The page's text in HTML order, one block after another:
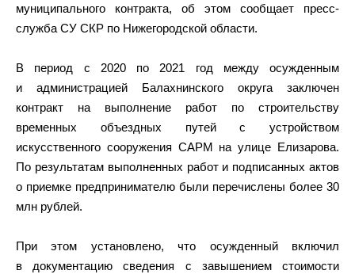
муниципального контракта, об этом сообщает пресс-
служба СУ СКР по Нижегородской области.
В период с 2020 по 2021 год между осужденным
и администрацией Балахнинского округа заключен
контракт на выполнение работ по строительству
временных объездных путей с устройством
искусственного сооружения САРМ на улице Елизарова.
По результатам выполненных работ и подписанных актов
о приемке предпринимателю были перечислены более 30
млн рублей.
При этом установлено, что осужденный включил
в документацию сведения с завышением стоимости